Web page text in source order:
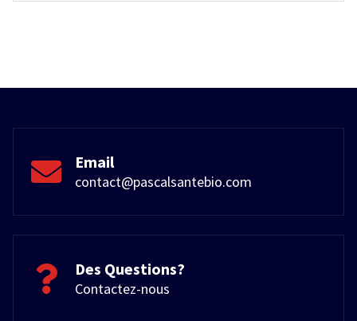
Email
contact@pascalsantebio.com
Des Questions?
Contactez-nous